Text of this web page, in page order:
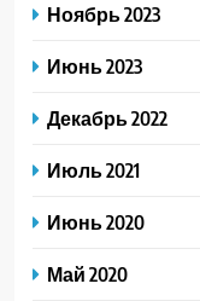
Ноябрь 2023
Июнь 2023
Декабрь 2022
Июль 2021
Июнь 2020
Май 2020